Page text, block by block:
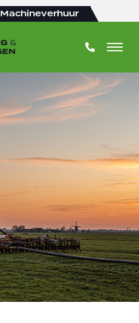
Machineverhuur